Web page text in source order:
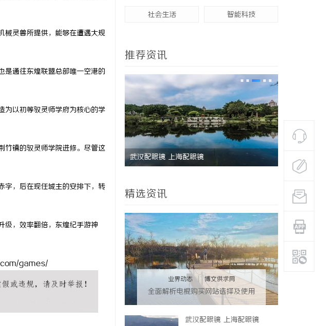
械灵兽所提供，能够在遭遇大规
是通往东煌联盟总部唯一空港的
为以初等驭灵师学府为核心的学
竹镇的驭灵师学院进修。尽管这
字，后在现任城主的安排下，转
级，效率翻倍，东煌纪手游神
games/
社会生活 智能科技
推荐资讯
武汉配眼镜 上海配眼镜 深度解析
精选资讯
业界动态 | 博文供求网
全面解析电棍购买网站选择及使用
指南，保障安全与合法性
武汉配眼镜 上海配眼镜